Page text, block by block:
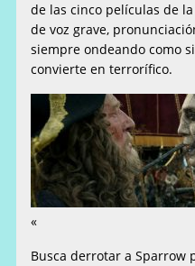
de las cinco películas de
de voz grave,
siempre ondeando como
convierte en terrorífico.
«
Busca derrotar a Sparrow